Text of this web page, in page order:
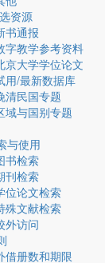
资源
书通报
字教学参考资料
京大学学位论文
用/最新数据库
清民国专题
域与国别专题
与使用
书检索
刊检索
位论文检索
殊文献检索
外访问
借册数和期限